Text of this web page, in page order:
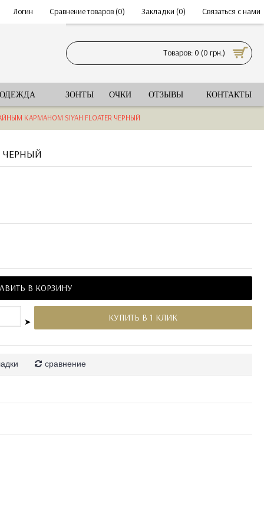
Логин Сравнение товаров (0) Закладки (0) Связаться с нами
Товаров: 0 (0 грн.)
ЗОНТЫ ОЧКИ ОТЗЫВЫ КОНТАКТЫ
КАРМАНОМ SIYAH FLOATER ЧЕРНЫЙ
ЧЕРНЫЙ
В КОРЗИНУ
➤ КУПИТЬ В 1 КЛИК
сравнение